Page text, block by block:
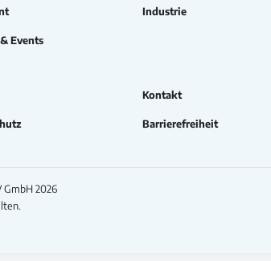
Industrie
Events
Kontakt
Barrierefreiheit
2026